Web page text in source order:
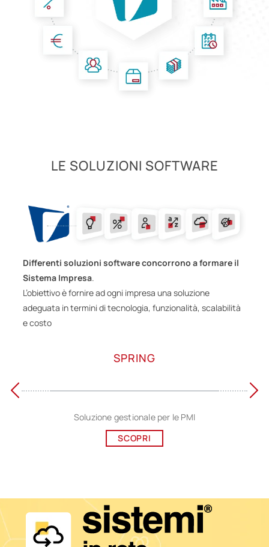
LE SOLUZIONI SOFTWARE
Differenti soluzioni software concorrono a formare il
Sistema Impresa.
L’obiettivo è fornire ad ogni impresa una soluzione
adeguata in termini di tecnologia, funzionalità, scalabilità
e costo
SPRING
Soluzione gestionale per le PMI
SCOPRI